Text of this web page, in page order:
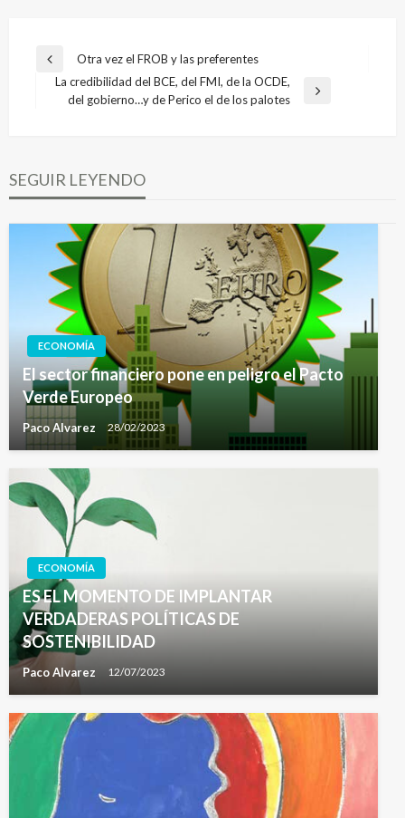
Navegación
de
entradas
Entrada
anterior
Otra vez el FROB y las preferentes
Entrada
La credibilidad del BCE, del FMI, de la OCDE,
del gobierno…y de Perico el de los palotes
SEGUIR LEYENDO
ECONOMÍA
El sector financiero pone en peligro el Pacto
Verde Europeo
Paco Alvarez 28/02/2023
ECONOMÍA
ES EL MOMENTO DE IMPLANTAR
VERDADERAS POLÍTICAS DE
SOSTENIBILIDAD
Paco Alvarez 12/07/2023